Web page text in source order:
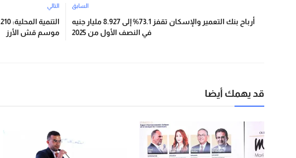
السابق
أرباح بنك التعمير والإسكان تقفز 73.1% إلى 8.927 مليار جنيه
في النصف الأول من 2025
التالي
موسم قش الأرز
قد يهمك أيضا